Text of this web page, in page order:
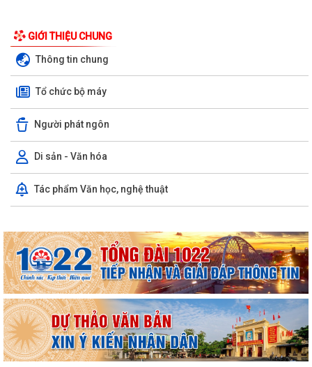
GIỚI THIỆU CHUNG
Thông tin chung
Tổ chức bộ máy
Người phát ngôn
Di sản - Văn hóa
Tác phẩm Văn học, nghệ thuật